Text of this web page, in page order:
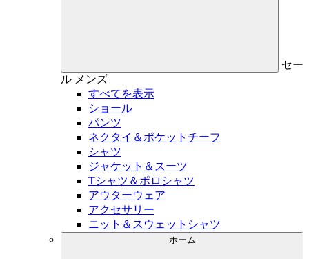
セー
ル メンズ
すべてを表示
ショール
パンツ
ネクタイ＆ポケットチーフ
シャツ
ジャケット＆スーツ
Tシャツ＆ポロシャツ
アウターウェア
アクセサリー
ニット＆スウェットシャツ
ホーム